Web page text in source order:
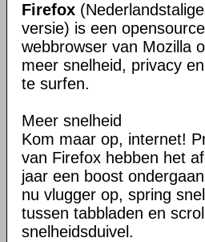
Firefox
versie) is een opensource
webbrowser van Mozilla
meer snelheid, privacy
te surfen.
Meer snelheid
Kom maar op, internet!
van Firefox hebben het
jaar een boost
nu vlugger op, spring
tussen tabbladen en
snelheidsduivel.